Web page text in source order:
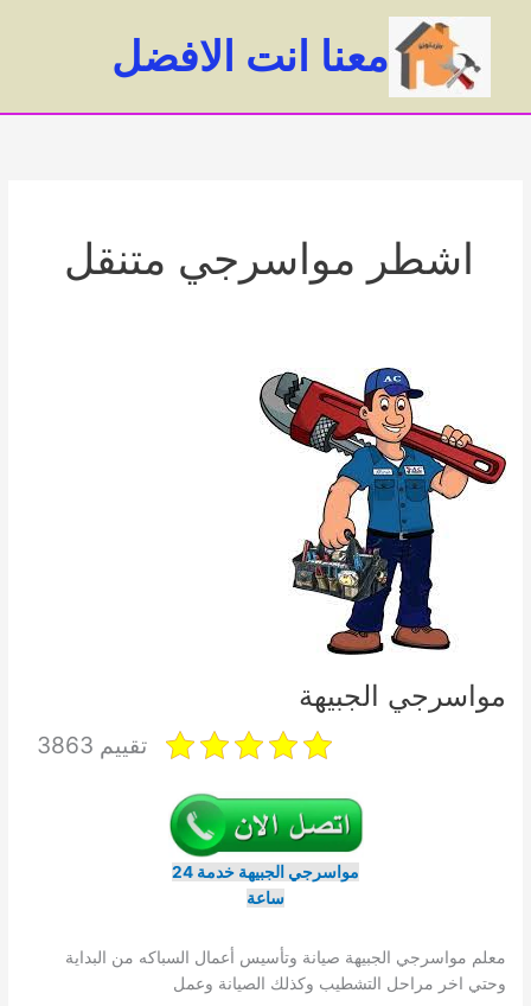
المحتوى
معنا انت الافضل
اشطر مواسرجي متنقل
مواسرجي الجبيهة
تقييم 3863
مواسرجي الجبيهة خدمة 24
ساعة
معلم مواسرجي الجبيهة صيانة وتأسيس أعمال السباكه من البداية
وحتي اخر مراحل التشطيب وكذلك الصيانة وعمل